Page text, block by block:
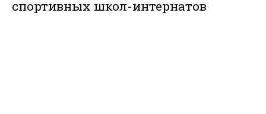
спортивных школ-интернатов